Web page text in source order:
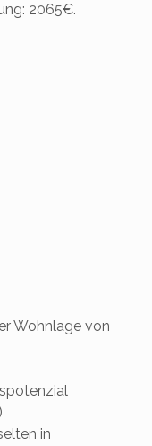
2065€.
Wohnlage von
in